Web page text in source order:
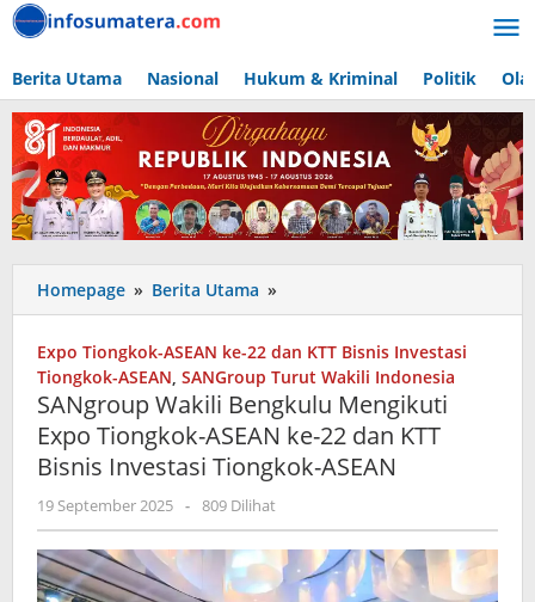
Lewati
ke
Berita Utama Nasional Hukum & Kriminal Politik
Homepage » Berita Utama »
Wakili
Mengikuti
Expo
Tiongkok-
ASEAN
ke-
KTT
Bisnis
Investasi
Expo Tiongkok-ASEAN ke-22 dan KTT Bisnis Investasi
Tiongkok-ASEAN, SANGroup Turut Wakili Indonesia
SANgroup Wakili Bengkulu Mengikuti
Expo Tiongkok-ASEAN ke-22 dan KTT
Bisnis Investasi Tiongkok-ASEAN
19 September 2025 oleh
admin
- 809 Dilihat